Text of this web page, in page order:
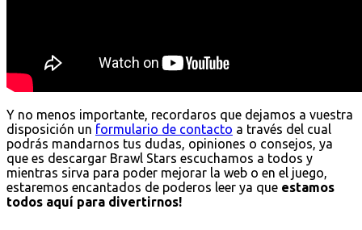
Y no menos importante, recordaros que dejamos a vuestra
disposición un formulario de contacto a través del cual
podrás mandarnos tus dudas, opiniones o consejos, ya
que es descargar Brawl Stars escuchamos a todos y
mientras sirva para poder mejorar la web o en el juego,
estaremos encantados de poderos leer ya que estamos
todos aquí para divertirnos!